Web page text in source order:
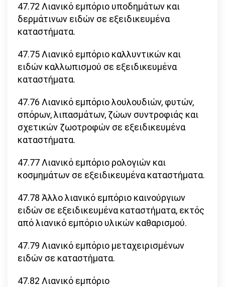
47.72 Λιανικό εμπόριο υποδημάτων και
δερμάτινων ειδών σε εξειδικευμένα
καταστήματα.
47.75 Λιανικό εμπόριο καλλυντικών και
ειδών καλλωπισμού σε εξειδικευμένα
καταστήματα.
47.76 Λιανικό εμπόριο λουλουδιών, φυτών,
σπόρων, λιπασμάτων, ζώων συντροφιάς και
σχετικών ζωοτροφών σε εξειδικευμένα
καταστήματα.
47.77 Λιανικό εμπόριο ρολογιών και
κοσμημάτων σε εξειδικευμένα καταστήματα.
47.78 Άλλο λιανικό εμπόριο καινούργιων
ειδών σε εξειδικευμένα καταστήματα, εκτός
από λιανικό εμπόριο υλικών καθαρισμού.
47.79 Λιανικό εμπόριο μεταχειρισμένων
ειδών σε καταστήματα.
47.82 Λιανικό εμπόριο